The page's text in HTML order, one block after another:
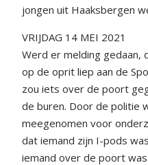
jongen uit Haaksbergen
VRIJDAG 14 MEI 2021
Werd er melding gedaan,
op de oprit liep aan de
zou iets over de poort
de buren. Door de politie
meegenomen voor
dat iemand zijn I-pods
iemand over de poort